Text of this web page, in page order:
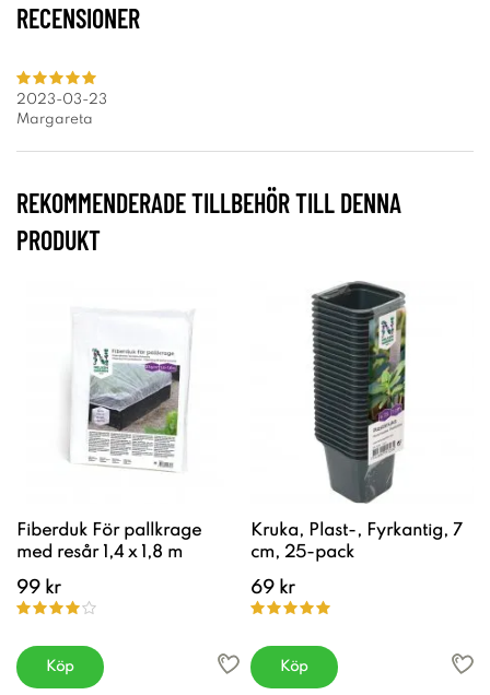
RECENSIONER
2023-03-23
Margareta
REKOMMENDERADE TILLBEHÖR TILL DENNA
PRODUKT
Fiberduk För pallkrage
med resår 1,4 x 1,8 m
99 kr
Köp
Kruka, Plast-, Fyrkantig, 7
cm, 25-pack
69 kr
Köp